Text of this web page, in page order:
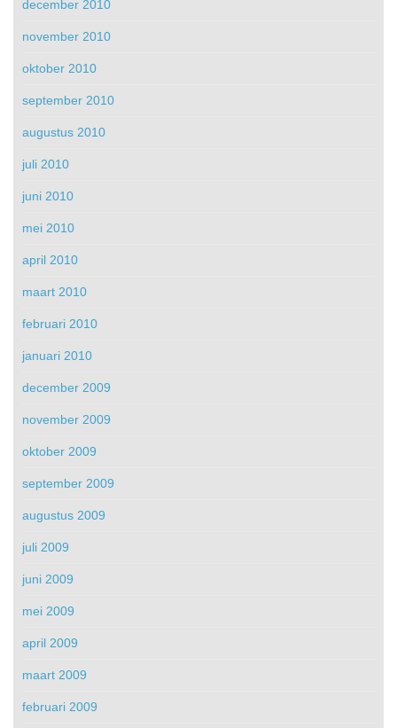
december 2010
november 2010
oktober 2010
september 2010
augustus 2010
juli 2010
juni 2010
mei 2010
april 2010
maart 2010
februari 2010
januari 2010
december 2009
november 2009
oktober 2009
september 2009
augustus 2009
juli 2009
juni 2009
mei 2009
april 2009
maart 2009
februari 2009